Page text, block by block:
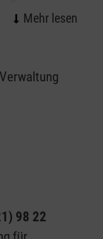
Bestandteil
Bürger im
in einer
befinden.
des
von
98 22